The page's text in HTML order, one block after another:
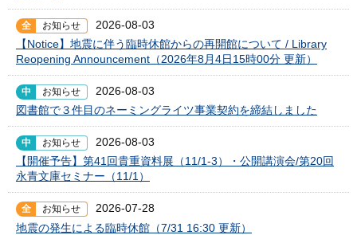
全 お知らせ
2026-08-03
【Notice】地震に伴う臨時休館からの再開館について / Library
Reopening Announcement（2026年8月4日15時00分 更新）
中 お知らせ
2026-08-03
図書館で３件目のネーミングライツ事業契約を締結しました
中 お知らせ
2026-08-03
【開催予告】第41回貴重資料展（11/1-3）・公開講演会/第20回
永青文庫セミナー（11/1）
全 お知らせ
2026-07-28
地震の発生による臨時休館（7/31 16:30 更新）